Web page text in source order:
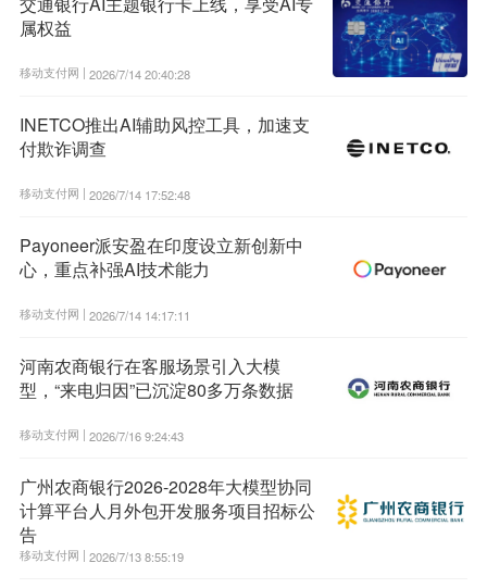
属权益
移动支付网 | 2026/7/14 20:40:28
INETCO推出AI辅助风控工具，加速支
付欺诈调查
移动支付网 | 2026/7/14 17:52:48
Payoneer派安盈在印度设立新创新中
心，重点补强AI技术能力
移动支付网 | 2026/7/14 14:17:11
河南农商银行在客服场景引入大模
型，“来电归因”已沉淀80多万条数据
移动支付网 | 2026/7/16 9:24:43
广州农商银行2026-2028年大模型协同
计算平台人月外包开发服务项目招标公
告
移动支付网 | 2026/7/13 8:55:19